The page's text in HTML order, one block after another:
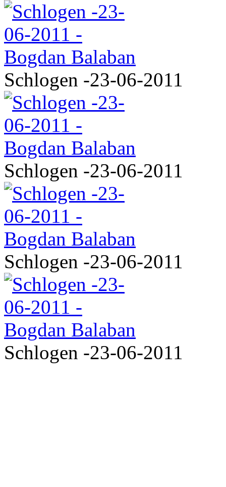
Schlogen -23-06-2011
Schlogen -23-06-2011
Schlogen -23-06-2011
Schlogen -23-06-2011